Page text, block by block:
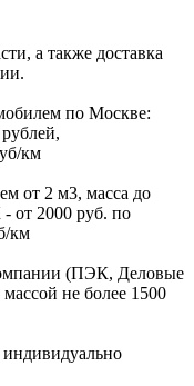
а также доставка
по Москве:
км
от 2 м3, масса до
от 2000 руб. по
км
(ПЭК, Деловые
не более 1500
индивидуально